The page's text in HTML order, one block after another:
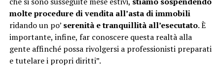
molte procedure di vendita all’asta di immobili
ridando un po’ serenità e tranquillità all’esecutato. È
importante, infine, far conoscere questa realtà alla
gente affinché possa rivolgersi a professionisti preparati
e tutelare i propri diritti”.